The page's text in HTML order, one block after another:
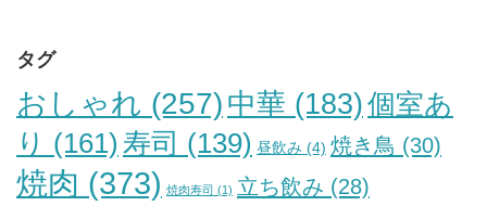
タグ
おしゃれ (257) 中華 (183)個室あ
り (161) 寿司 (139) 昼飲み (4) 焼き鳥 (30)
焼肉 (373) 焼肉寿司 (1) 立ち飲み (28)